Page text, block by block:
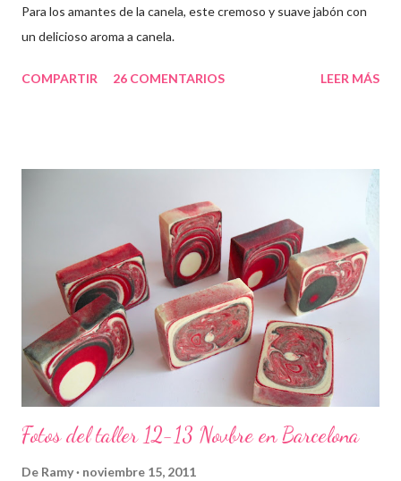
Para los amantes de la canela, este cremoso y suave jabón con
un delicioso aroma a canela.
COMPARTIR 26 COMENTARIOS LEER MÁS
Fotos del taller 12-13 Novbre en Barcelona
De Ramy noviembre 15, 2011